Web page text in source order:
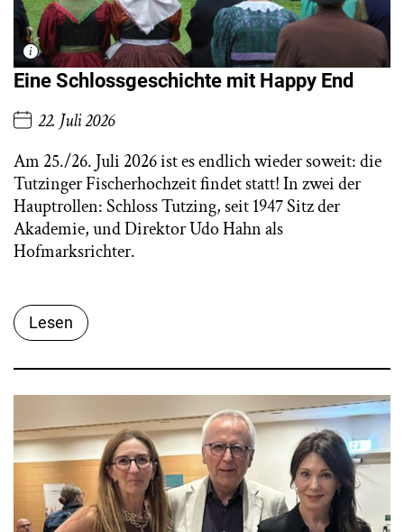
Eine Schlossgeschichte mit Happy End
22. Juli 2026
Am 25./26. Juli 2026 ist es endlich wieder soweit: die
Tutzinger Fischerhochzeit findet statt! In zwei der
Hauptrollen: Schloss Tutzing, seit 1947 Sitz der
Akademie, und Direktor Udo Hahn als
Hofmarksrichter.
Lesen